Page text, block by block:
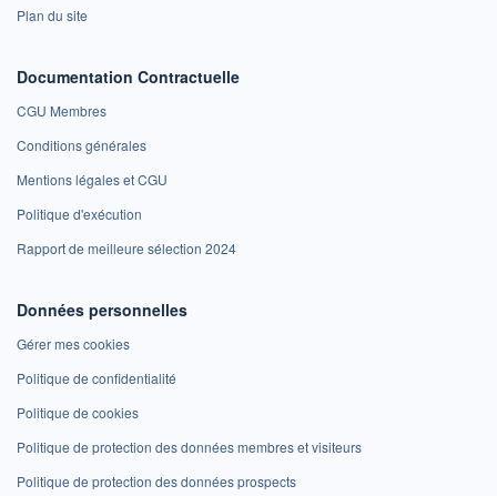
Plan du site
Documentation Contractuelle
CGU Membres
Conditions générales
Mentions légales et CGU
Politique d'exécution
Rapport de meilleure sélection 2024
Données personnelles
Gérer mes cookies
Politique de confidentialité
Politique de cookies
Politique de protection des données membres et visiteurs
Politique de protection des données prospects